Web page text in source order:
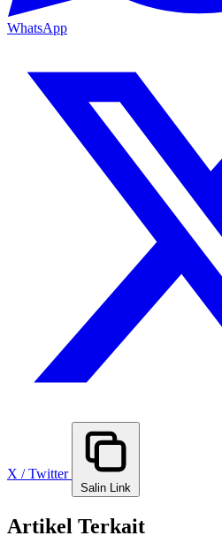
WhatsApp
X / Twitter
Salin Link
Artikel Terkait